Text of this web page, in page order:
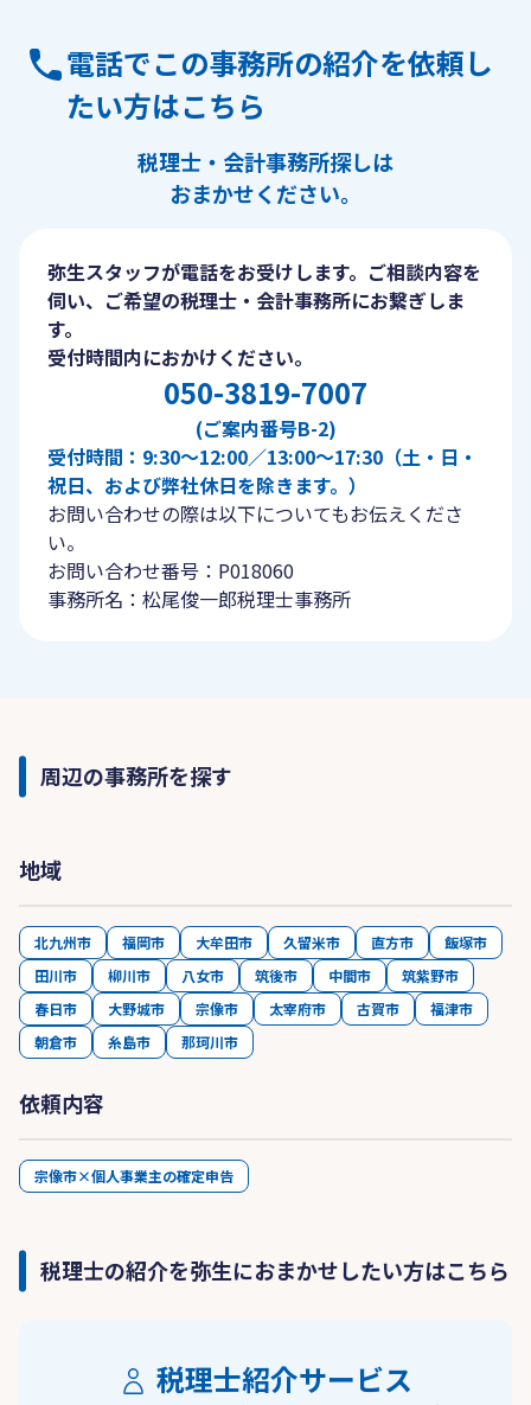
電話でこの事務所の紹介を依頼し
たい方はこちら
税理士・会計事務所探しは
おまかせください。
弥生スタッフが電話をお受けします。ご相談内容を
伺い、ご希望の税理士・会計事務所にお繋ぎしま
す。
受付時間内におかけください。
050-3819-7007
(ご案内番号B-2)
受付時間：9:30〜12:00／13:00〜17:30（土・日・
祝日、および弊社休日を除きます。）
お問い合わせの際は以下についてもお伝えくださ
い。
お問い合わせ番号：P018060
事務所名：松尾俊一郎税理士事務所
周辺の事務所を探す
地域
北九州市 福岡市 大牟田市 久留米市 直方市
飯塚市
田川市
柳川市 八女市 筑後市 中間市
筑紫野市
春日市
大野城市 宗像市 太宰府市 古賀市
福津市
朝倉市
糸島市 那珂川市
依頼内容
宗像市×個人事業主の確定申告
税理士の紹介を弥生におまかせしたい方はこちら
税理士紹介サービス